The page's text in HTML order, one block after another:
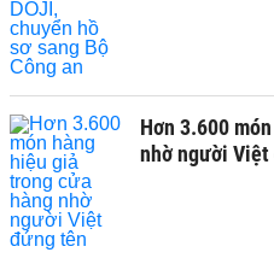
Hơn 3.600
nhờ người